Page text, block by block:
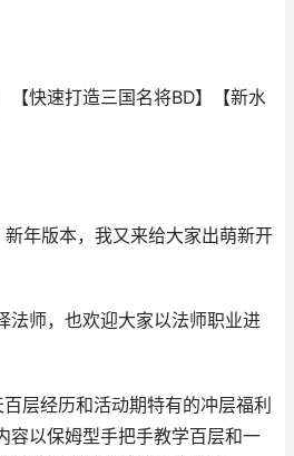
【快速打造三国名将BD】【新水
年版本，我又来给大家出萌新开
法师，也欢迎大家以法师职业进
层经历和活动期特有的冲层福利
容以保姆型手把手教学百层和一